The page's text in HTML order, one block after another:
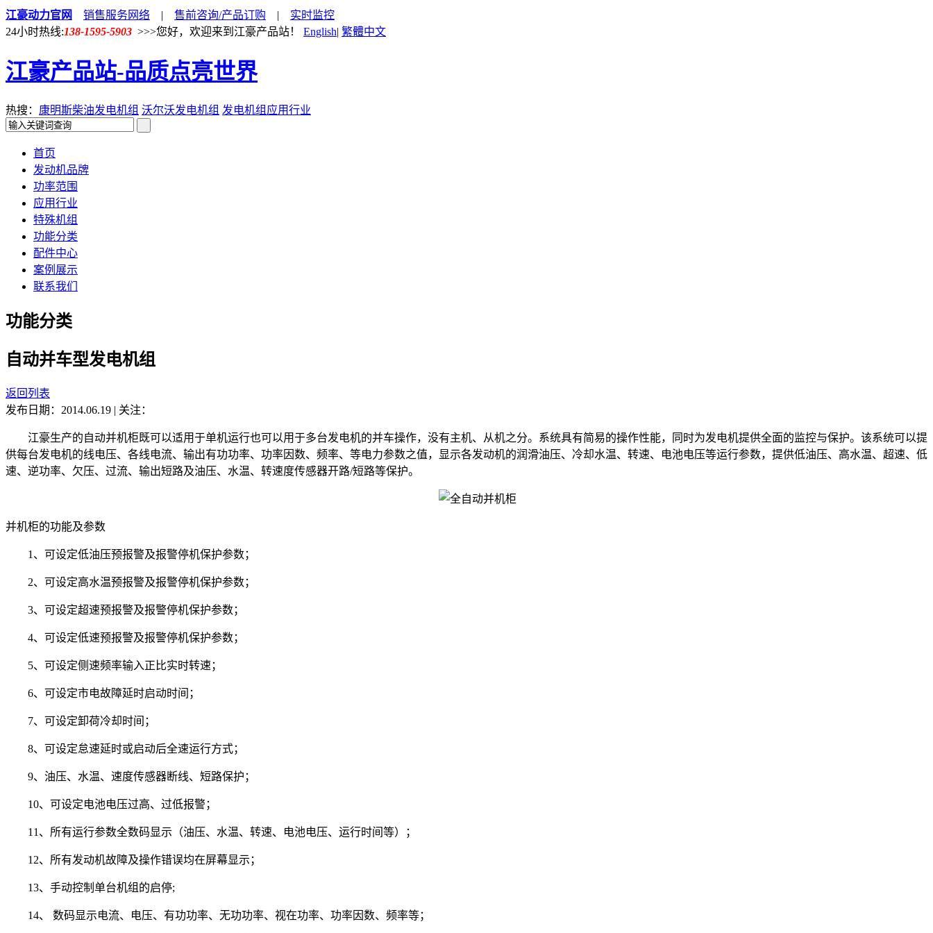
江豪动力官网 销售服务网络 | 售前咨询/产品订购 | 实时监控
24小时热线:138-1595-5903 >>>您好，欢迎来到江豪产品站！ English| 繁體中文
江豪产品站-品质点亮世界
热搜： 康明斯柴油发电机组 沃尔沃发电机组 发电机组应用行业
首页
发动机品牌
功率范围
应用行业
特殊机组
功能分类
配件中心
案例展示
联系我们
功能分类
自动并车型发电机组
返回列表
发布日期：2014.06.19 | 关注：
江豪生产的自动并机柜既可以适用于单机运行也可以用于多台发电机的并车操作，没有主机、从机之分。系统具有简易的操作性能，同时为发电机提供全面的监控与保护。该系统可以提
供每台发电机的线电压、各线电流、输出有功功率、功率因数、频率、等电力参数之值，显示各发动机的润滑油压、冷却水温、转速、电池电压等运行参数，提供低油压、高水温、超速、低
速、逆功率、欠压、过流、输出短路及油压、水温、转速度传感器开路/短路等保护。
并机柜的功能及参数
1、可设定低油压预报警及报警停机保护参数；
2、可设定高水温预报警及报警停机保护参数；
3、可设定超速预报警及报警停机保护参数；
4、可设定低速预报警及报警停机保护参数；
5、可设定侧速频率输入正比实时转速；
6、可设定市电故障延时启动时间；
7、可设定卸荷冷却时间；
8、可设定怠速延时或启动后全速运行方式；
9、油压、水温、速度传感器断线、短路保护；
10、可设定电池电压过高、过低报警；
11、所有运行参数全数码显示（油压、水温、转速、电池电压、运行时间等）；
12、所有发动机故障及操作错误均在屏幕显示；
13、手动控制单台机组的启停;
14、 数码显示电流、电压、有功功率、无功功率、视在功率、功率因数、频率等；